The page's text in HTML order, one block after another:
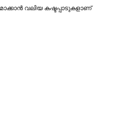
വലിയ കഷ്ടപ്പാടുകളാണ്